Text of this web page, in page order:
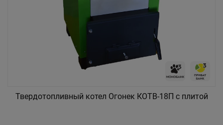
Твердотопливный котел Огонек КОТВ-18П с плитой